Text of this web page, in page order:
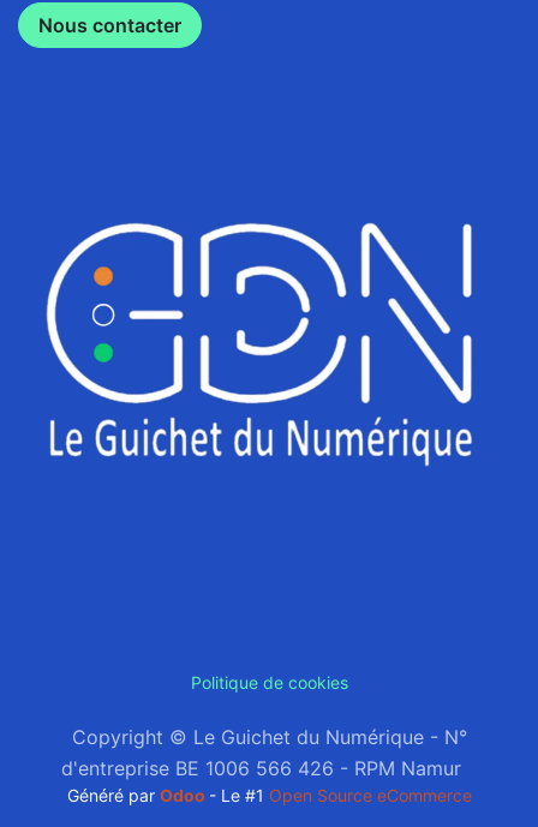
Nous contacter
Politique de cookies
Copyright © Le Guichet du Numérique - N°
d'entreprise BE 1006 566 426 - RPM Namur
Généré par Odoo - Le #1 Open Source eCommerce